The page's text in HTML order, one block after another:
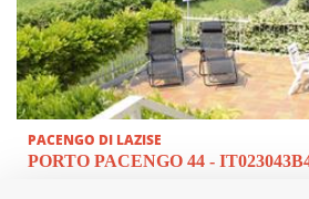
PACENGO DI LAZISE
PORTO PACENGO 44 -